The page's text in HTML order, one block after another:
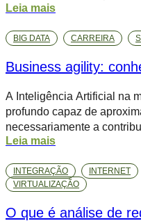
importantes da companhia.
posicionamento no
irreparáveis. Alguns dos
que […]
Leia mais
BIG DATA CARREIRA
Business agility:
A Inteligência Artificial na
profundo capaz de
necessariamente a
Leia mais
INTEGRAÇÃO INTERNET
VIRTUALIZAÇÃO
O que é análise de